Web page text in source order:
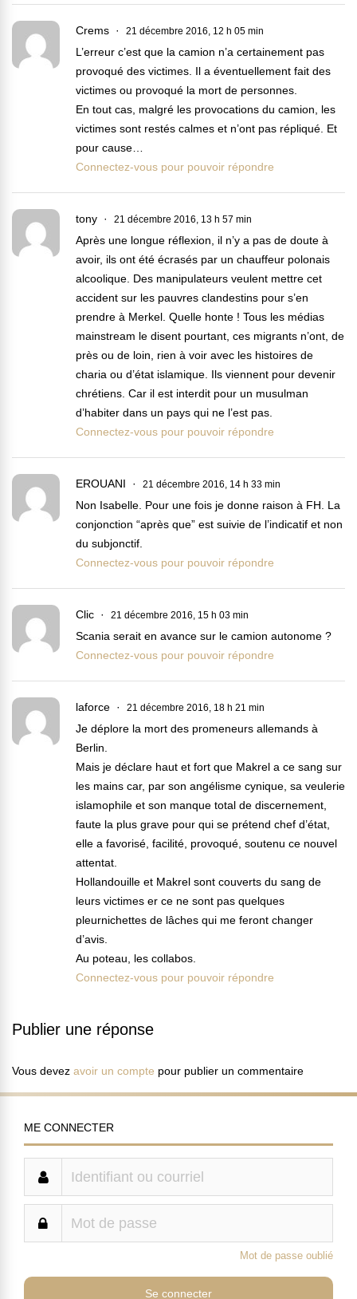
Crems 21 décembre 2016, 12 h 05 min
L’erreur c’est que la camion n’a certainement pas
provoqué des victimes. Il a éventuellement fait des
victimes ou provoqué la mort de personnes.
En tout cas, malgré les provocations du camion, les
victimes sont restés calmes et n’ont pas répliqué. Et
pour cause…
Connectez-vous pour pouvoir répondre
tony 21 décembre 2016, 13 h 57 min
Après une longue réflexion, il n’y a pas de doute à
avoir, ils ont été écrasés par un chauffeur polonais
alcoolique. Des manipulateurs veulent mettre cet
accident sur les pauvres clandestins pour s’en
prendre à Merkel. Quelle honte ! Tous les médias
mainstream le disent pourtant, ces migrants n’ont, de
près ou de loin, rien à voir avec les histoires de
charia ou d’état islamique. Ils viennent pour devenir
chrétiens. Car il est interdit pour un musulman
d’habiter dans un pays qui ne l’est pas.
Connectez-vous pour pouvoir répondre
EROUANI 21 décembre 2016, 14 h 33 min
Non Isabelle. Pour une fois je donne raison à FH. La
conjonction “après que” est suivie de l’indicatif et non
du subjonctif.
Connectez-vous pour pouvoir répondre
Clic 21 décembre 2016, 15 h 03 min
Scania serait en avance sur le camion autonome ?
Connectez-vous pour pouvoir répondre
laforce 21 décembre 2016, 18 h 21 min
Je déplore la mort des promeneurs allemands à
Berlin.
Mais je déclare haut et fort que Makrel a ce sang sur
les mains car, par son angélisme cynique, sa veulerie
islamophile et son manque total de discernement,
faute la plus grave pour qui se prétend chef d’état,
elle a favorisé, facilité, provoqué, soutenu ce nouvel
attentat.
Hollandouille et Makrel sont couverts du sang de
leurs victimes er ce ne sont pas quelques
pleurnichettes de lâches qui me feront changer
d’avis.
Au poteau, les collabos.
Connectez-vous pour pouvoir répondre
Publier une réponse
Vous devez avoir un compte pour publier un commentaire
ME CONNECTER
Mot de passe oublié